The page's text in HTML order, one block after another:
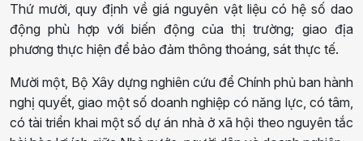
Thứ mười, quy định về giá nguyên vật liệu có hệ số dao
động phù hợp với biến động của thị trường; giao địa
phương thực hiện để bảo đảm thông thoáng, sát thực tế.
Mười một, Bộ Xây dựng nghiên cứu để Chính phủ ban hành
nghị quyết, giao một số doanh nghiệp có năng lực, có tâm,
có tài triển khai một số dự án nhà ở xã hội theo nguyên tắc